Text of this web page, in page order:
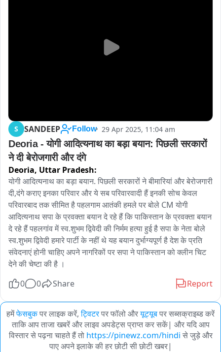
S SANDEEP Follow 29 Apr 2025, 11:04 am
Deoria - योगी आदित्यनाथ का बड़ा बयान: पिछली सरकारों
ने दी बेरोजगारी और दंगे
Deoria, Uttar Pradesh:
योगी आदित्यनाथ का बड़ा बयान. पिछली सरकारों ने बीमारियां और बेरोजगारी
दी,दंगे कराए इनका परिवार और ये सब परिवारवादी हैं इनकी सोच केवल
परिवारबाद तक सीमित है पहलगाम आतंकी हमले पर बोले CM योगी
आदित्यनाथ सपा के प्रवक्ता बयान दे रहे हैं कि पाकिस्तान के प्रवक्ता बयान
दे रहे हैं पहलगांव में स्व.शुभम द्विवेदी की निर्मम हत्या हुई है सपा के नेता बोले
स्व.शुभम द्विवेदी हमारे पार्टी के नहीं थे यह बयान दुर्भाग्यपूर्ण है देश के प्रति
संवेदनाएं होनी चाहिए अपने नागरिकों पर सपा ने पाकिस्तान को क्लीन चिट
देने की चेष्टा की है ।
0
0 Share Report
हमेंफेसबुकपर लाइक करें, ट्विटरपर फॉलो औरयूट्यूबपर सब्सक्राइब्ड करें
ताकि आप ताजा खबरें और लाइव अपडेट्स प्राप्त कर सकें| और यदि आप
विस्तार से पढ़ना चाहते हैं तो https://pinewz.com/hindi से जुड़े और
पाए अपने इलाके की हर छोटी सी छोटी खबर|